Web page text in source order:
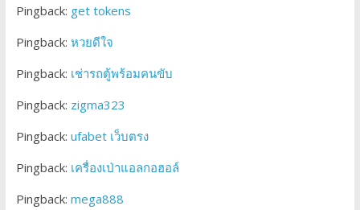
Pingback: get tokens
Pingback: หวยดีใจ
Pingback: เช่ารถตู้พร้อมคนขับ
Pingback: zigma323
Pingback: ufabet เว็บตรง
Pingback: เครื่องเป่าแอลกอฮอล์
Pingback: mega888